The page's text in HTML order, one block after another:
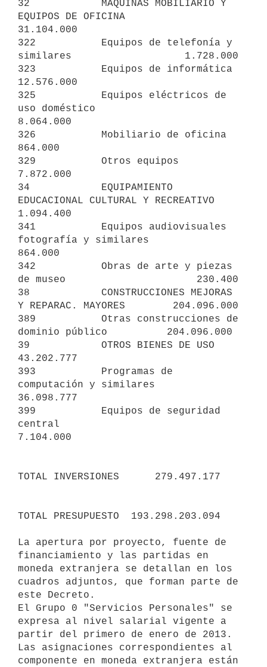
32            MAQUINAS MOBILIARIO Y
EQUIPOS DE OFICINA
31.104.000
322           Equipos de telefonía y
similares                   1.728.000
323           Equipos de informática
12.576.000
325           Equipos eléctricos de
uso doméstico
8.064.000
326           Mobiliario de oficina
864.000
329           Otros equipos
7.872.000
34            EQUIPAMIENTO
EDUCACIONAL CULTURAL Y RECREATIVO
1.094.400
341           Equipos audiovisuales
fotografía y similares
864.000
342           Obras de arte y piezas
de museo                      230.400
38            CONSTRUCCIONES MEJORAS
Y REPARAC. MAYORES        204.096.000
389           Otras construcciones de
dominio público          204.096.000
39            OTROS BIENES DE USO
43.202.777
393           Programas de
computación y similares
36.098.777
399           Equipos de seguridad
central
7.104.000
TOTAL INVERSIONES      279.497.177
TOTAL PRESUPUESTO  193.298.203.094
La apertura por proyecto, fuente de
financiamiento y las partidas en
moneda extranjera se detallan en los
cuadros adjuntos, que forman parte de
este Decreto.
El Grupo 0 "Servicios Personales" se
expresa al nivel salarial vigente a
partir del primero de enero de 2013.
Las asignaciones correspondientes al
componente en moneda extranjera están